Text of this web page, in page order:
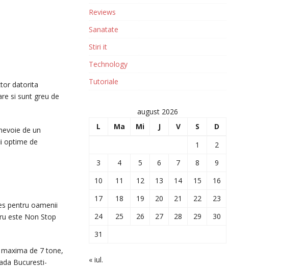
datorita
si sunt greu de
de un
optime de
pentru oamenii
este Non Stop
de 7 tone,
Bucuresti-
Reviews
Sanatate
Stiri it
Technology
Tutoriale
august 2026
L
Ma Mi J V S
D
1
2
3
4 5 6 7 8
9
10
11 12 13 14 15
16
17
18 19 20 21 22
23
24
25 26 27 28 29
30
31
« iul.